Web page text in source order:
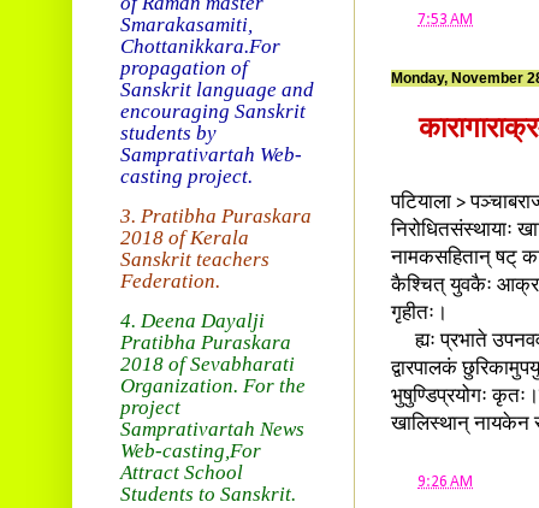
7:53 AM
Monday, November
पटियाला >
निरोधितसंस्थायाः
नामकसहितान् षट्
कैश्चित् युवकैः
गृहीतः।
ह्यः प्रभाते
द्वारपालकं
भुषुण्डिप्रयोगः
खालिस्थान् नायकेन
9:26 AM
Smarakasamiti,
Chottanikkara.For
propagation of
Sanskrit language and
encouraging Sanskrit
students by
Samprativartah Web-
casting project.
3. Pratibha Puraskara
2018 ofKerala
Sanskrit teachers
Federation.
4. Deena Dayalji
Pratibha Puraskara
2018 of Sevabharati
Organization. For the
project
Samprativartah News
Web-casting,For
Attract School
Students to Sanskrit.